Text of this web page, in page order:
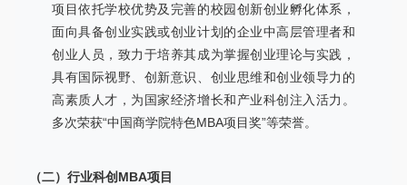
项目依托学校优势及完善的校园创新创业孵化体系，
面向具备创业实践或创业计划的企业中高层管理者和
创业人员，致力于培养其成为掌握创业理论与实践，
具有国际视野、创新意识、创业思维和创业领导力的
高素质人才，为国家经济增长和产业科创注入活力。
多次荣获“中国商学院特色MBA项目奖”等荣誉。
（二）行业科创MBA项目